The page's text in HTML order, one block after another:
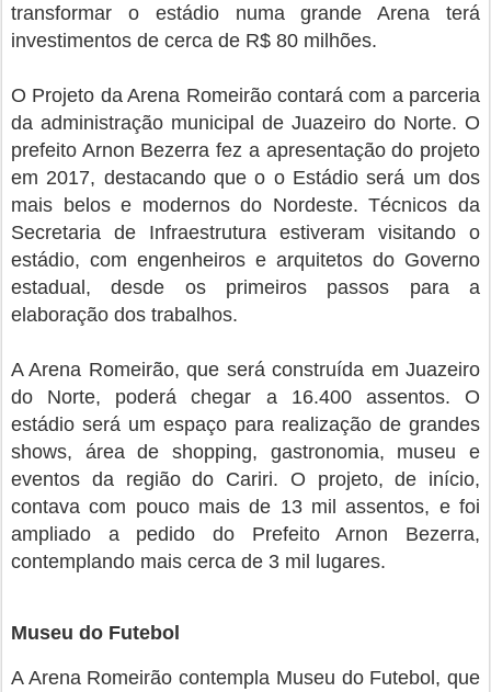
transformar o estádio numa grande Arena terá
investimentos de cerca de R$ 80 milhões.
O Projeto da Arena Romeirão contará com a parceria
da administração municipal de Juazeiro do Norte. O
prefeito Arnon Bezerra fez a apresentação do projeto
em 2017, destacando que o o Estádio será um dos
mais belos e modernos do Nordeste. Técnicos da
Secretaria de Infraestrutura estiveram visitando o
estádio, com engenheiros e arquitetos do Governo
estadual, desde os primeiros passos para a
elaboração dos trabalhos.
A Arena Romeirão, que será construída em Juazeiro
do Norte, poderá chegar a 16.400 assentos. O
estádio será um espaço para realização de grandes
shows, área de shopping, gastronomia, museu e
eventos da região do Cariri. O projeto, de início,
contava com pouco mais de 13 mil assentos, e foi
ampliado a pedido do Prefeito Arnon Bezerra,
contemplando mais cerca de 3 mil lugares.
Museu do Futebol
A Arena Romeirão contempla Museu do Futebol, que